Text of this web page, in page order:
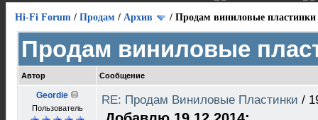
Hi-Fi Forum / Продам / Архив / Продам виниловые пластинки
Продам виниловые
Автор Сообщение
Geordie
Пользователь
RE: Продам Виниловые Пластинки /